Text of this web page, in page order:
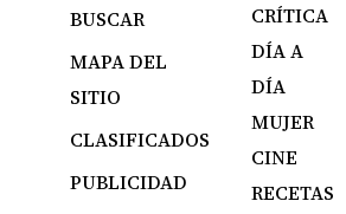
BUSCAR
MAPA DEL
SITIO
CLASIFICADOS
PUBLICIDAD
CRÍTICA
DÍA A
DÍA
MUJER
CINE
RECETAS